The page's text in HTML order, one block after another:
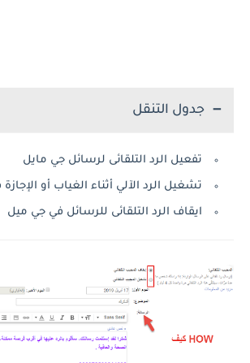
جدول التنقل
تفعيل الرد التلقائى لرسائل جي مايل
تشغيل الرد الآلي أثناء الغياب أو
ايقاف الرد التلقائى للرسائل في جي ميل